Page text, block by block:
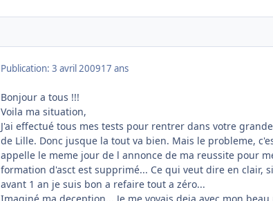
Publication: 3 avril 200917 ans
Bonjour a tous !!!
Voila ma situation,
J'ai effectué tous mes tests pour rentrer dans votre
de Lille. Donc jusque la tout va bien. Mais le probleme,
appelle le meme jour de l annonce de ma reussite pour
formation d'asct est supprimé... Ce qui veut dire en clair,
avant 1 an je suis bon a refaire tout a zéro...
Imaginé ma deception... Je me voyais deja avec mon